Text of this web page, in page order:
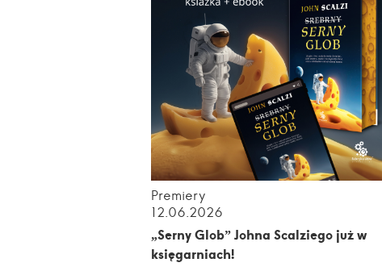
Premiery
12.06.2026
„Serny Glob” Johna Scalziego już w
księgarniach!